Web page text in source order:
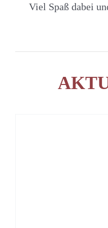
Viel Spaß dabei